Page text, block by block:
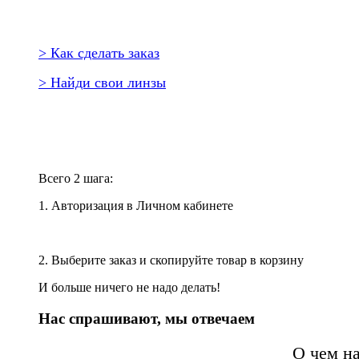
> Как сделать заказ
> Найди свои линзы
Всего 2 шага:
1. Авторизация в Личном кабинете
2. Выберите заказ и скопируйте товар в корзину
И больше ничего не надо делать!
Нас спрашивают, мы отвечаем
О чем